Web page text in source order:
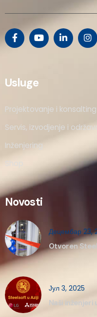
Usluge
Projektovanje i konsalting
Servis, izvodjenje i
Inženjering
Shop
Novosti
Децембар 23,
Otvoren
Јул 3, 2025
Naši inženjeri